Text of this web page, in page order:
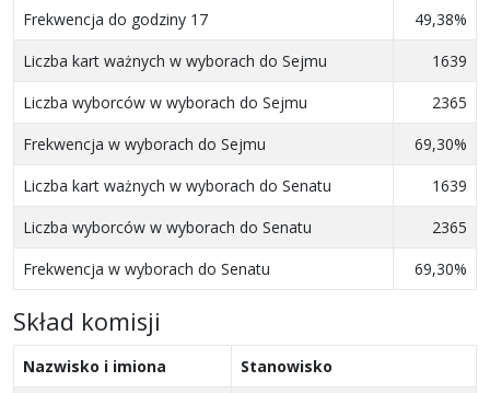
Frekwencja do godziny 17
49,38%
Liczba kart ważnych w wyborach do Sejmu
1639
Liczba wyborców w wyborach do Sejmu
2365
Frekwencja w wyborach do Sejmu
69,30%
Liczba kart ważnych w wyborach do Senatu
1639
Liczba wyborców w wyborach do Senatu
2365
Frekwencja w wyborach do Senatu
69,30%
Skład komisji
Nazwisko i imiona
Stanowisko